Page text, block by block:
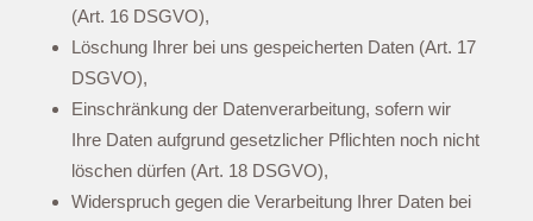
(Art. 16 DSGVO),
Löschung Ihrer bei uns gespeicherten Daten (Art. 17
DSGVO),
Einschränkung der Datenverarbeitung, sofern wir
Ihre Daten aufgrund gesetzlicher Pflichten noch nicht
löschen dürfen (Art. 18 DSGVO),
Widerspruch gegen die Verarbeitung Ihrer Daten bei